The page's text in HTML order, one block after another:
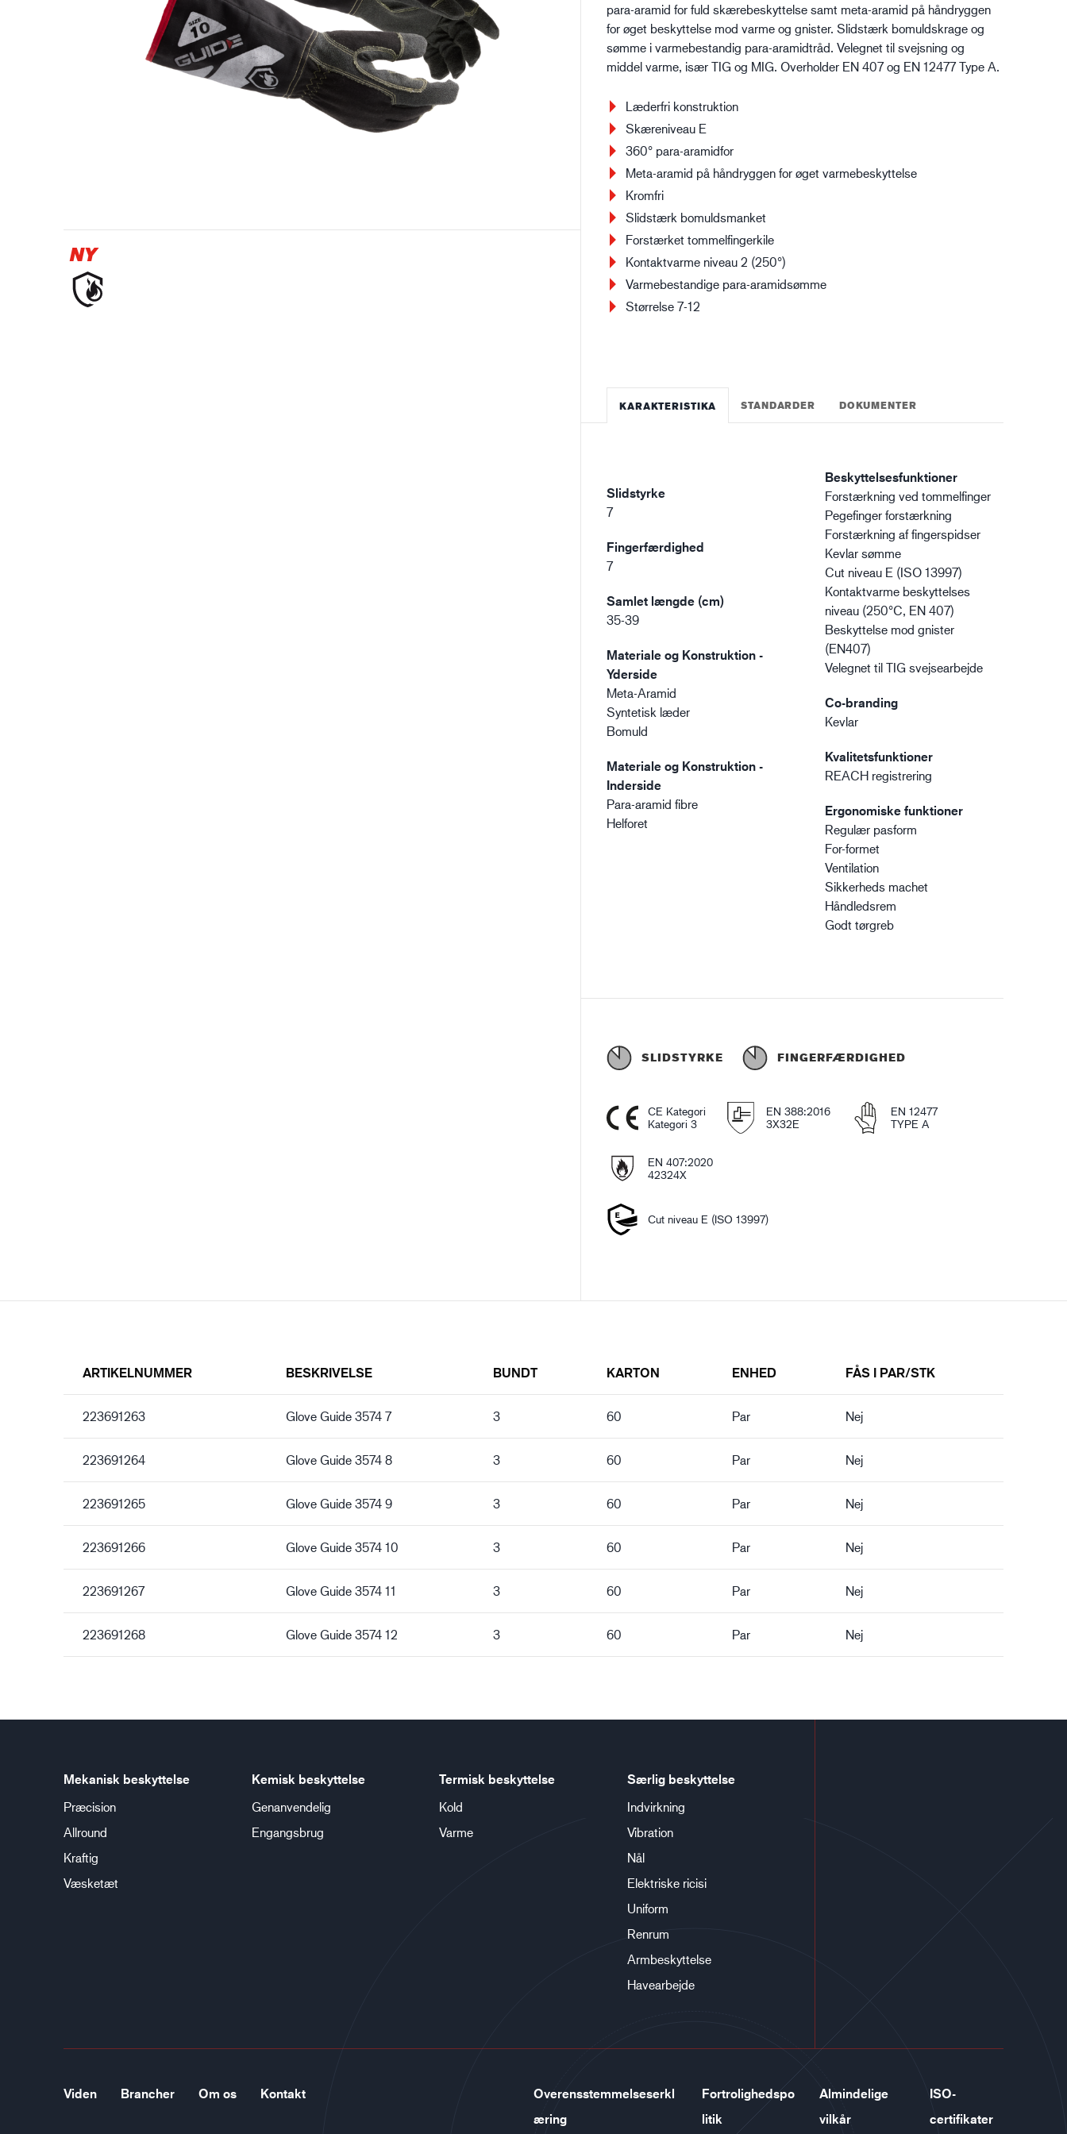
Olie- og gasindustrien Bygge- og anlægsvirksomhed Logistik
NY
para-aramid for fuld skærebeskyttelse samt meta-aramid på håndryggen
for øget beskyttelse mod varme og gnister. Slidstærk bomuldskrage og
sømme i varmebestandig para-aramidtråd. Velegnet til svejsning og
middel varme, især TIG og MIG. Overholder EN 407 og EN 12477 Type A.
Læderfri konstruktion
Skæreniveau E
360° para-aramidfor
Meta-aramid på håndryggen for øget varmebeskyttelse
Kromfri
Slidstærk bomuldsmanket
Forstærket tommelfingerkile
Kontaktvarme niveau 2 (250°)
Varmebestandige para-aramidsømme
Størrelse 7-12
KARAKTERISTIKA STANDARDER DOKUMENTER
Slidstyrke
7
Fingerfærdighed
7
Samlet længde (cm)
35-39
Materiale og Konstruktion -
Yderside
Meta-Aramid
Syntetisk læder
Bomuld
Materiale og Konstruktion -
Inderside
Para-aramid fibre
Helforet
Beskyttelsesfunktioner
Forstærkning ved tommelfinger
Pegefinger forstærkning
Forstærkning af fingerspidser
Kevlar sømme
Cut niveau E (ISO 13997)
Kontaktvarme beskyttelses
niveau (250°C, EN 407)
Beskyttelse mod gnister
(EN407)
Velegnet til TIG svejsearbejde
Co-branding
Kevlar
Kvalitetsfunktioner
REACH registrering
Ergonomiske funktioner
Regulær pasform
For-formet
Ventilation
Sikkerheds machet
Håndledsrem
Godt tørgreb
SLIDSTYRKE FINGERFÆRDIGHED
CE Kategori
Kategori 3
EN 388:2016
3X32E
EN 12477
TYPE A
EN 407:2020
42324X
Cut niveau E (ISO 13997)
ARTIKELNUMMER BESKRIVELSE BUNDT KARTON ENHED FÅS I PAR/STK
223691263 Glove Guide 3574 7 3 60 Par Nej
223691264 Glove Guide 3574 8 3 60 Par Nej
223691265 Glove Guide 3574 9 3 60 Par Nej
223691266 Glove Guide 3574 10 3 60 Par Nej
223691267 Glove Guide 3574 11 3 60 Par Nej
223691268 Glove Guide 3574 12 3 60 Par Nej
Mekanisk beskyttelse
Præcision
Allround
Kraftig
Væsketæt
Kemisk beskyttelse
Genanvendelig
Engangsbrug
Termisk beskyttelse
Kold
Varme
Særlig beskyttelse
Indvirkning
Vibration
Nål
Elektriske ricisi
Uniform
Renrum
Armbeskyttelse
Havearbejde
Viden Brancher Om os Kontakt
Overensstemmelseserkl
æring
Fortrolighedspo
litik
Almindelige
vilkår
ISO-
certifikater